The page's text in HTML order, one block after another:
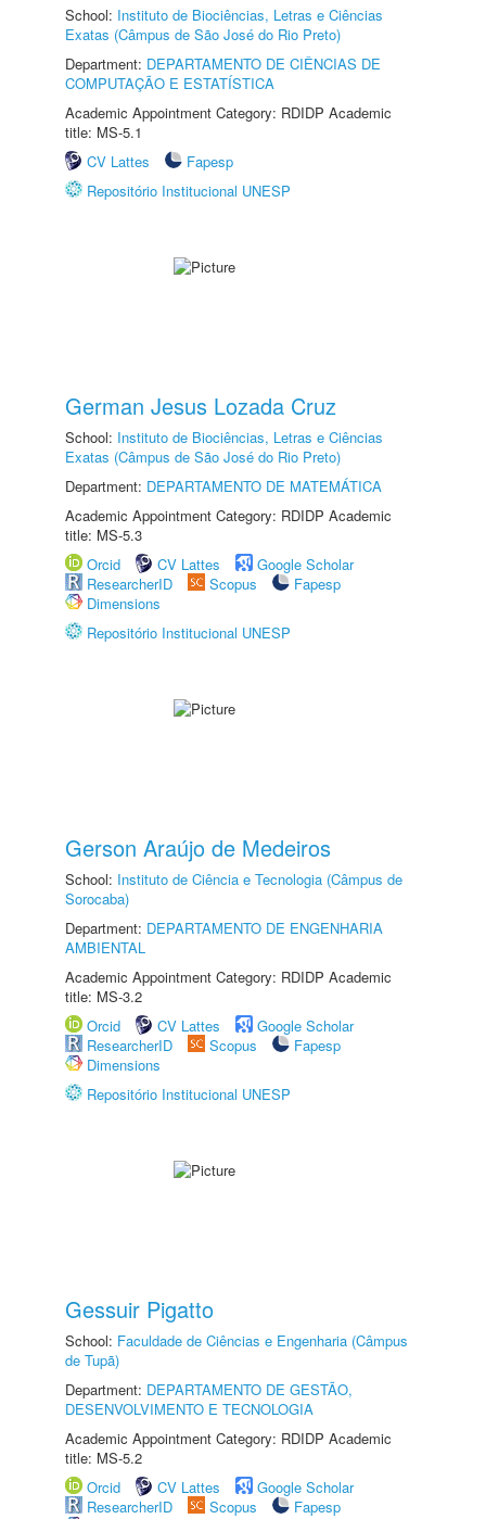
School: Instituto de Biociências, Letras e Ciências
Exatas (Câmpus de São José do Rio Preto)
Department: DEPARTAMENTO DE CIÊNCIAS DE
COMPUTAÇÃO E ESTATÍSTICA
Academic Appointment Category: RDIDP Academic
title: MS-5.1
CV Lattes
Fapesp
Repositório Institucional UNESP
German Jesus Lozada Cruz
School: Instituto de Biociências, Letras e Ciências
Exatas (Câmpus de São José do Rio Preto)
Department: DEPARTAMENTO DE MATEMÁTICA
Academic Appointment Category: RDIDP Academic
title: MS-5.3
Orcid
CV Lattes
Google Scholar
ResearcherID
Scopus
Fapesp
Dimensions
Repositório Institucional UNESP
Gerson Araújo de Medeiros
School: Instituto de Ciência e Tecnologia (Câmpus de
Sorocaba)
Department: DEPARTAMENTO DE ENGENHARIA
AMBIENTAL
Academic Appointment Category: RDIDP Academic
title: MS-3.2
Orcid
CV Lattes
Google Scholar
ResearcherID
Scopus
Fapesp
Dimensions
Repositório Institucional UNESP
Gessuir Pigatto
School: Faculdade de Ciências e Engenharia (Câmpus
de Tupã)
Department: DEPARTAMENTO DE GESTÃO,
DESENVOLVIMENTO E TECNOLOGIA
Academic Appointment Category: RDIDP Academic
title: MS-5.2
Orcid
CV Lattes
Google Scholar
ResearcherID
Scopus
Fapesp